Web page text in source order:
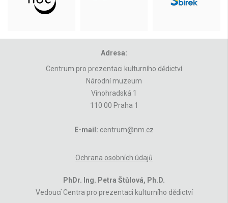
Adresa:
Centrum pro prezentaci kulturního dědictví
Národní muzeum
Vinohradská 1
110 00 Praha 1
E-mail: centrum@nm.cz
Ochrana osobních údajů
PhDr. Ing. Petra Štůlová, Ph.D.
Vedoucí Centra pro prezentaci kulturního dědictví